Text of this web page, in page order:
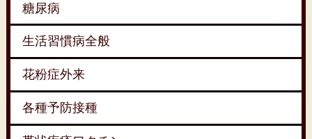
糖尿病
生活習慣病全般
花粉症外来
各種予防接種